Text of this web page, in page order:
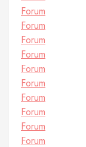
Forum
Forum
Forum
Forum
Forum
Forum
Forum
Forum
Forum
Forum